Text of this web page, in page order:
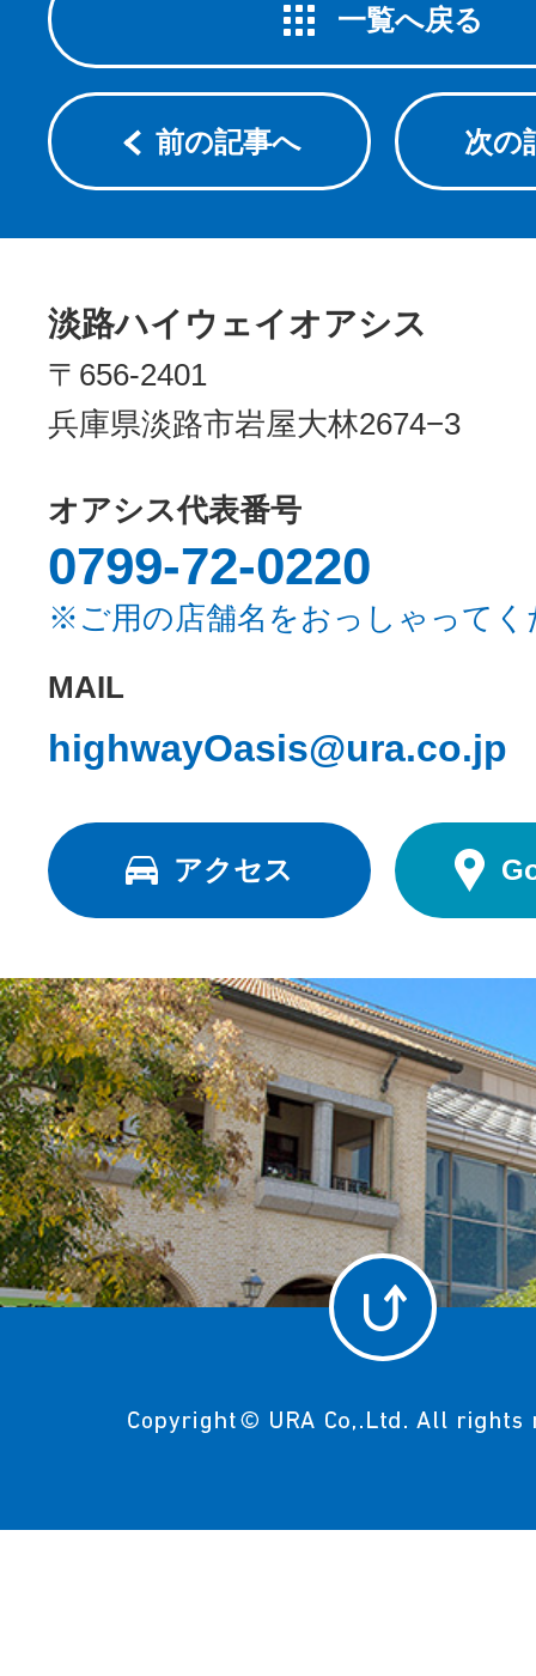
一覧へ戻る
前の記事へ 次の
淡路ハイウェイオアシス
〒656-2401
兵庫県淡路市岩屋大林2674−3
オアシス代表番号
0799-72-0220
※ご用の店舗名をおっしゃってく
MAIL
highwayOasis@ura.co.jp
アクセス